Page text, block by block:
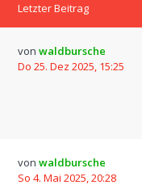
Letzter Beitrag
von waldbursche
Do 25. Dez 2025, 15:25
von waldbursche
So 4. Mai 2025, 20:28